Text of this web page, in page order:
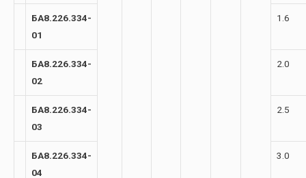
БА8.226.334-
01
1.6
БА8.226.334-
02
2.0
БА8.226.334-
03
2.5
БА8.226.334-
04
3.0